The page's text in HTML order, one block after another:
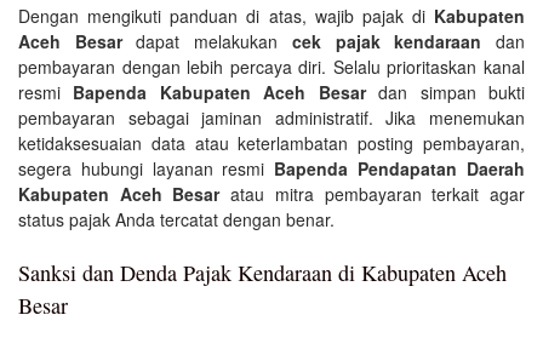
Dengan mengikuti panduan di atas, wajib pajak di Kabupaten
Aceh Besardapat melakukan cek pajak kendaraan dan
pembayaran dengan lebih percaya diri. Selalu prioritaskan kanal
resmi Bapenda Kabupaten Aceh Besardan simpan bukti
pembayaran sebagai jaminan administratif. Jika menemukan
ketidaksesuaian data atau keterlambatan posting pembayaran,
segera hubungi layanan resmi Bapenda Pendapatan Daerah
Kabupaten Aceh Besaratau mitra pembayaran terkait agar
status pajak Anda tercatat dengan benar.
Sanksi dan Denda Pajak Kendaraan di Kabupaten Aceh
Besar